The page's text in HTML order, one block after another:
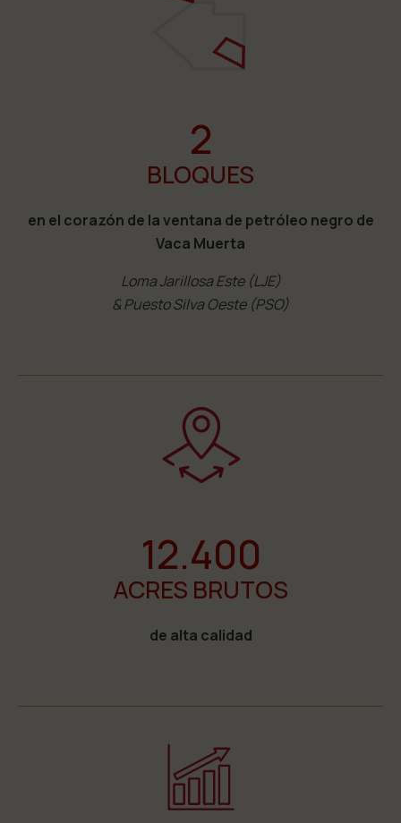
2
BLOQUES
en el corazón de la ventana de petróleo negro de
Vaca Muerta
Loma Jarillosa Este (LJE)
& Puesto Silva Oeste (PSO)
12.400
ACRES BRUTOS
de alta calidad